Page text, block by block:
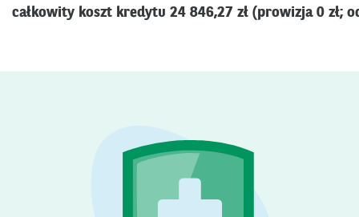
całkowity koszt kredytu 24 846,27 zł (prowizja 0 zł;